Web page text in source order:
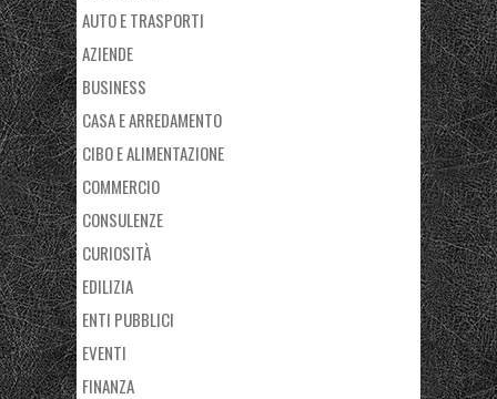
AUTO E TRASPORTI
AZIENDE
BUSINESS
CASA E ARREDAMENTO
CIBO E ALIMENTAZIONE
COMMERCIO
CONSULENZE
CURIOSITÀ
EDILIZIA
ENTI PUBBLICI
EVENTI
FINANZA